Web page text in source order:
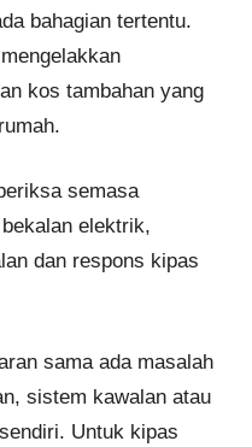
bahagian tertentu.
kos tambahan yang
semasa
elektrik,
dan respons kipas
sama ada masalah
sistem kawalan atau
Untuk kipas